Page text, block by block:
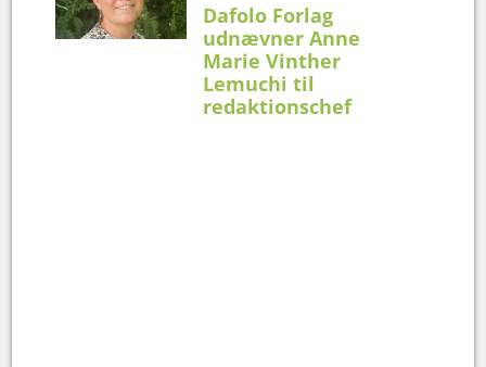
Dafolo Forlag
udnævner Anne
Marie Vinther
Lemuchi til
redaktionschef